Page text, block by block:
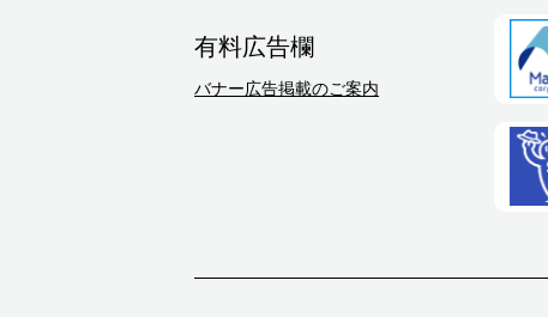
有料広告欄
バナー広告掲載のご案内